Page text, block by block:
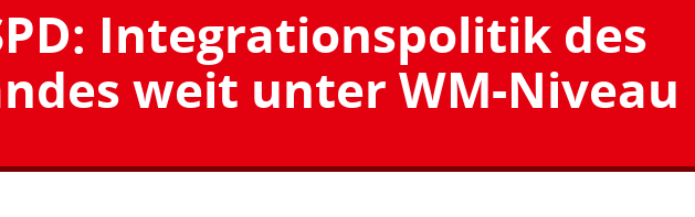
Integrationspolitik des
weit unter WM-Niveau